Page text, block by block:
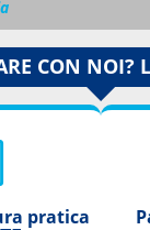
CON NOI?
pratica